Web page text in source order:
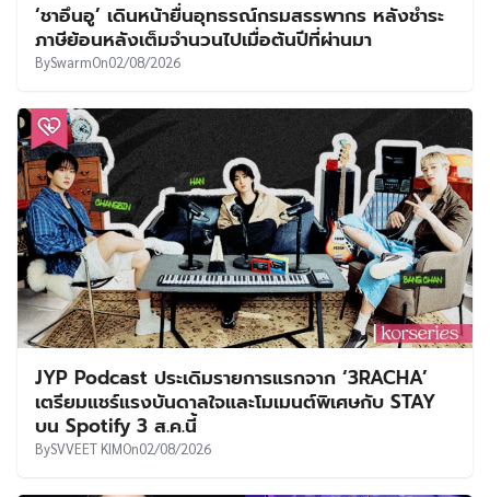
‘ชาอึนอู’ เดินหน้ายื่นอุทธรณ์กรมสรรพากร หลังชำระ
ภาษีย้อนหลังเต็มจำนวนไปเมื่อต้นปีที่ผ่านมา
BySwarmOn02/08/2026
JYP Podcast ประเดิมรายการแรกจาก ‘3RACHA’
เตรียมแชร์แรงบันดาลใจและโมเมนต์พิเศษกับ STAY
บน Spotify 3 ส.ค.นี้
BySVVEET KIMOn02/08/2026